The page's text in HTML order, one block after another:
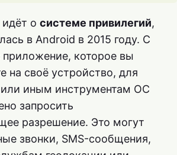
идёт о системе привилегий,
в Android в 2015 году. С
которое вы
на своё устройство, для
или иным инструментам ОС
запросить
разрешение. Это могут
звонки, SMS-сообщения,